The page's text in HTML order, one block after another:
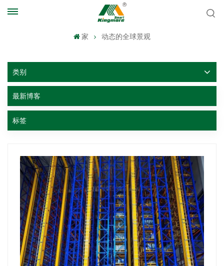
家 动态的全球景观
类别
最新博客
标签